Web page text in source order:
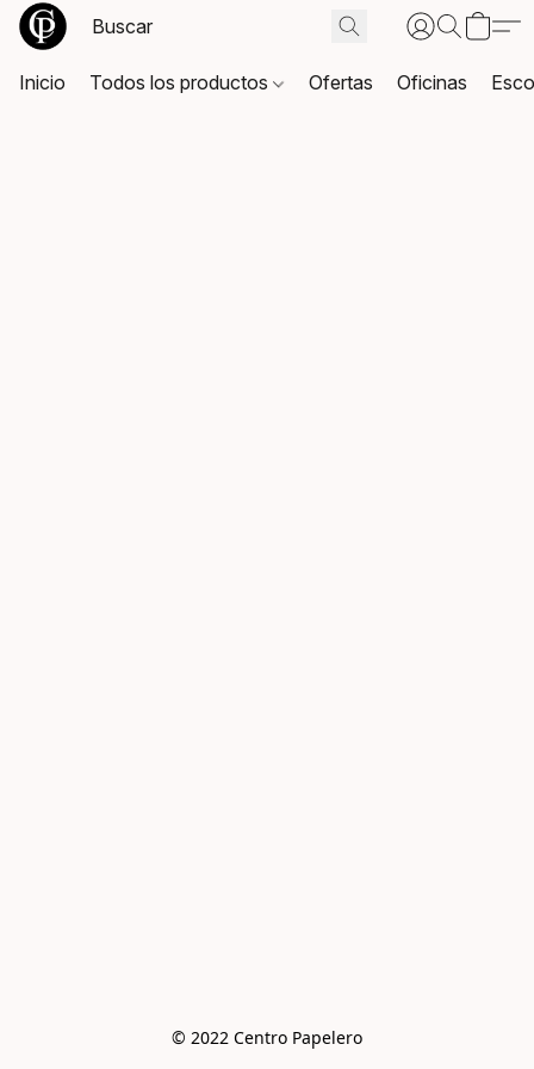
Inicio Todos los productos Ofertas Oficinas
© 2022 Centro Papelero